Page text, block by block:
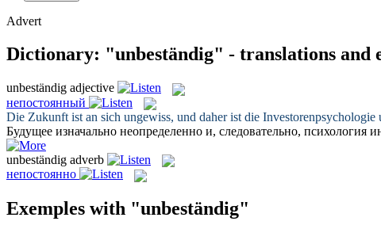
Advert
Dictionary: "unbeständig" - translations and
unbeständig adjective
непостоянный
Die Zukunft ist an sich ungewiss, und daher ist die Investorenpsychologie
Будущее изначально неопределенно и, следовательно, психология
unbeständig adverb
непостоянно
Exemples with "unbeständig"